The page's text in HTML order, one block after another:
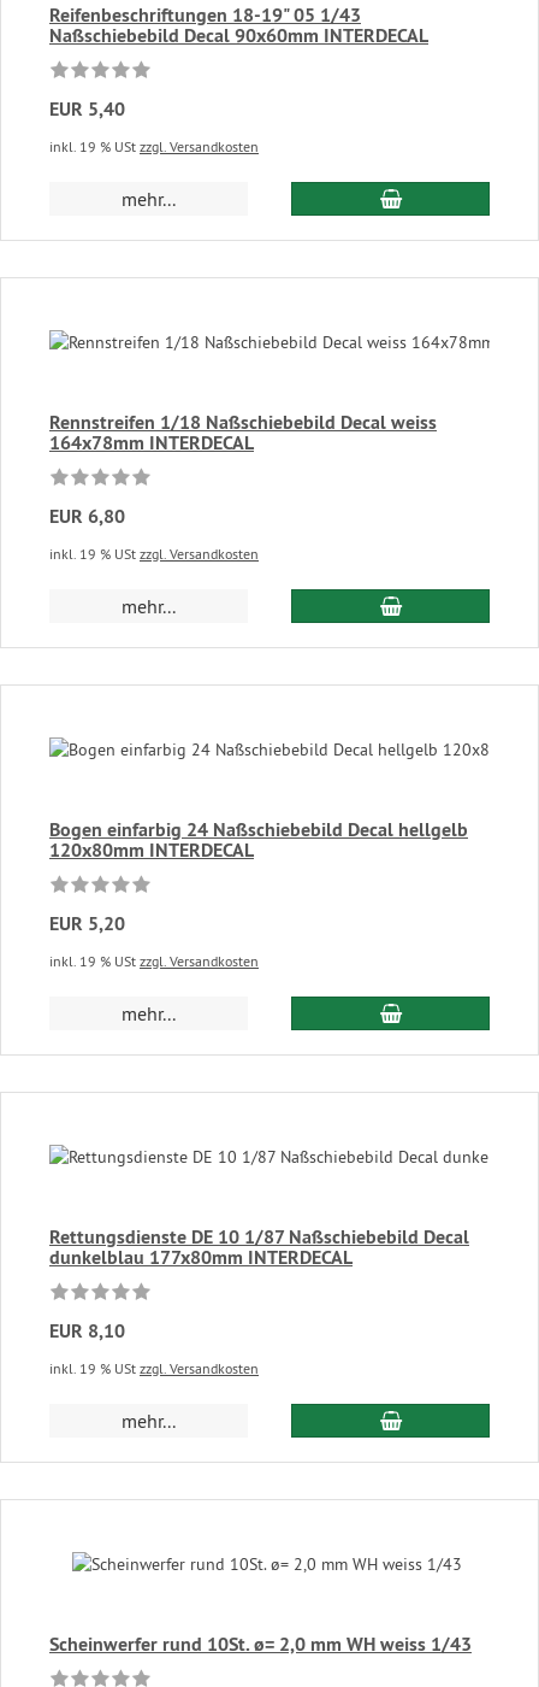
Reifenbeschriftungen 18-19" 05 1/43
Naßschiebebild Decal 90x60mm INTERDECAL
EUR 5,40
inkl. 19 % USt zzgl. Versandkosten
mehr... In den
Rennstreifen 1/18 Naßschiebebild Decal weiss
164x78mm INTERDECAL
EUR 6,80
inkl. 19 % USt zzgl. Versandkosten
mehr... In den
Bogen einfarbig 24 Naßschiebebild Decal hellgelb
120x80mm INTERDECAL
EUR 5,20
inkl. 19 % USt zzgl. Versandkosten
mehr... In den
Rettungsdienste DE 10 1/87 Naßschiebebild Decal
dunkelblau 177x80mm INTERDECAL
EUR 8,10
inkl. 19 % USt zzgl. Versandkosten
mehr... In den
Scheinwerfer rund 10St. ø= 2,0 mm WH weiss 1/43